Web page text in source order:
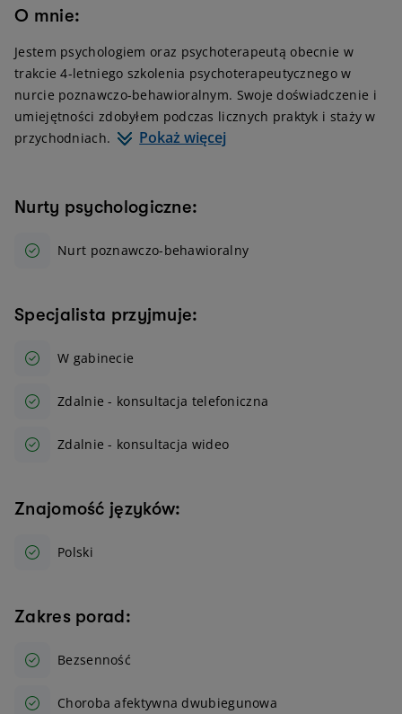
O mnie:
Jestem psychologiem oraz psychoterapeutą obecnie w
trakcie 4-letniego szkolenia psychoterapeutycznego w
nurcie poznawczo-behawioralnym. Swoje doświadczenie i
umiejętności zdobyłem podczas licznych praktyk i staży w
przychodniach.
Pokaż więcej
Nurty psychologiczne:
Nurt poznawczo-behawioralny
Specjalista przyjmuje:
W gabinecie
Zdalnie - konsultacja telefoniczna
Zdalnie - konsultacja wideo
Znajomość języków:
Polski
Zakres porad:
Bezsenność
Choroba afektywna dwubiegunowa